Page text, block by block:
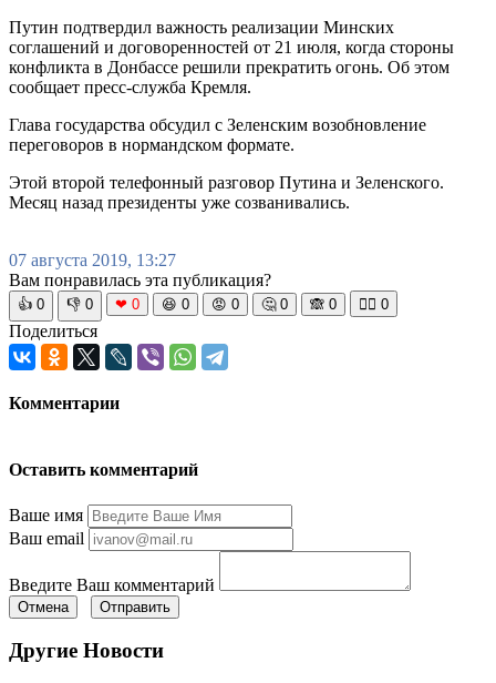
Путин подтвердил важность реализации Минских
соглашений и договоренностей от 21 июля, когда стороны
конфликта в Донбассе решили прекратить огонь. Об этом
сообщает пресс-служба Кремля.
Глава государства обсудил с Зеленским возобновление
переговоров в нормандском формате.
Этой второй телефонный разговор Путина и Зеленского.
Месяц назад президенты уже созванивались.
07 августа 2019, 13:27
Вам понравилась эта публикация?
👍 0 👎 0 ❤ 0 😆 0 😡 0 🤔 0 🙈 0 🧘‍♀️ 0
Поделиться
Комментарии
Оставить комментарий
Ваше имя
Ваш email
Введите Ваш комментарий
Отмена Отправить
Другие Новости